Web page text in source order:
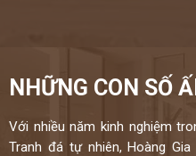
NHỮNG CON SỐ
Với nhiều năm kinh nghiệm
Tranh đá tự nhiên, Hoàng